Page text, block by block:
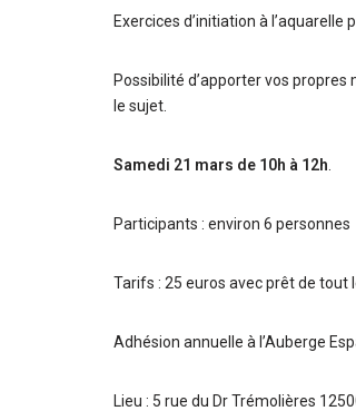
Exercices d’initiation à
Possibilité d’apporter vos
le sujet.
Samedi 21 mars de 10h à 12h
Participants : environ 6 personnes
Tarifs : 25 euros avec prêt de tout
Adhésion annuelle à l’Auberge
Lieu : 5 rue du Dr Trémolières